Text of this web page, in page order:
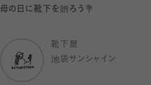
母の日に靴下を贈ろう💐
靴下屋
池袋サンシャイン